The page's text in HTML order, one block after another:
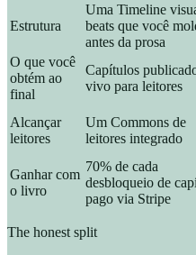
Estrutura
Uma Timeline
beats que você
antes da prosa
O que você
obtém ao
final
Capítulos
vivo para leitores
Alcançar
leitores
Um Commons de
leitores integrado
Ganhar com
o livro
70% de cada
desbloqueio de
pago via Stripe
The honest split